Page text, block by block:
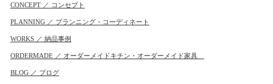
CONCEPT ／ コンセプト
PLANNING ／ プランニング・コーディネート
WORKS ／ 納品事例
ORDERMADE ／ オーダーメイドキチン・オーダーメイド家具
BLOG ／ ブログ